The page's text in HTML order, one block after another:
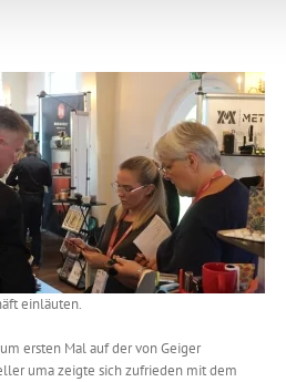
einläuten.
ersten Mal auf der von Geiger
uma zeigte sich zufrieden mit dem